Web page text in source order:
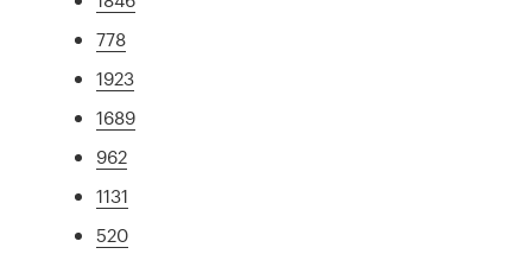
778
1923
1689
962
1131
520